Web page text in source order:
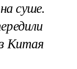
суше.
Китая